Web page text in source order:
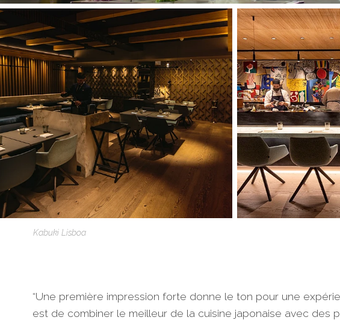
Kabuki Lisboa
“Une première impression forte donne le ton pour une
est de combiner le meilleur de la cuisine japonaise avec